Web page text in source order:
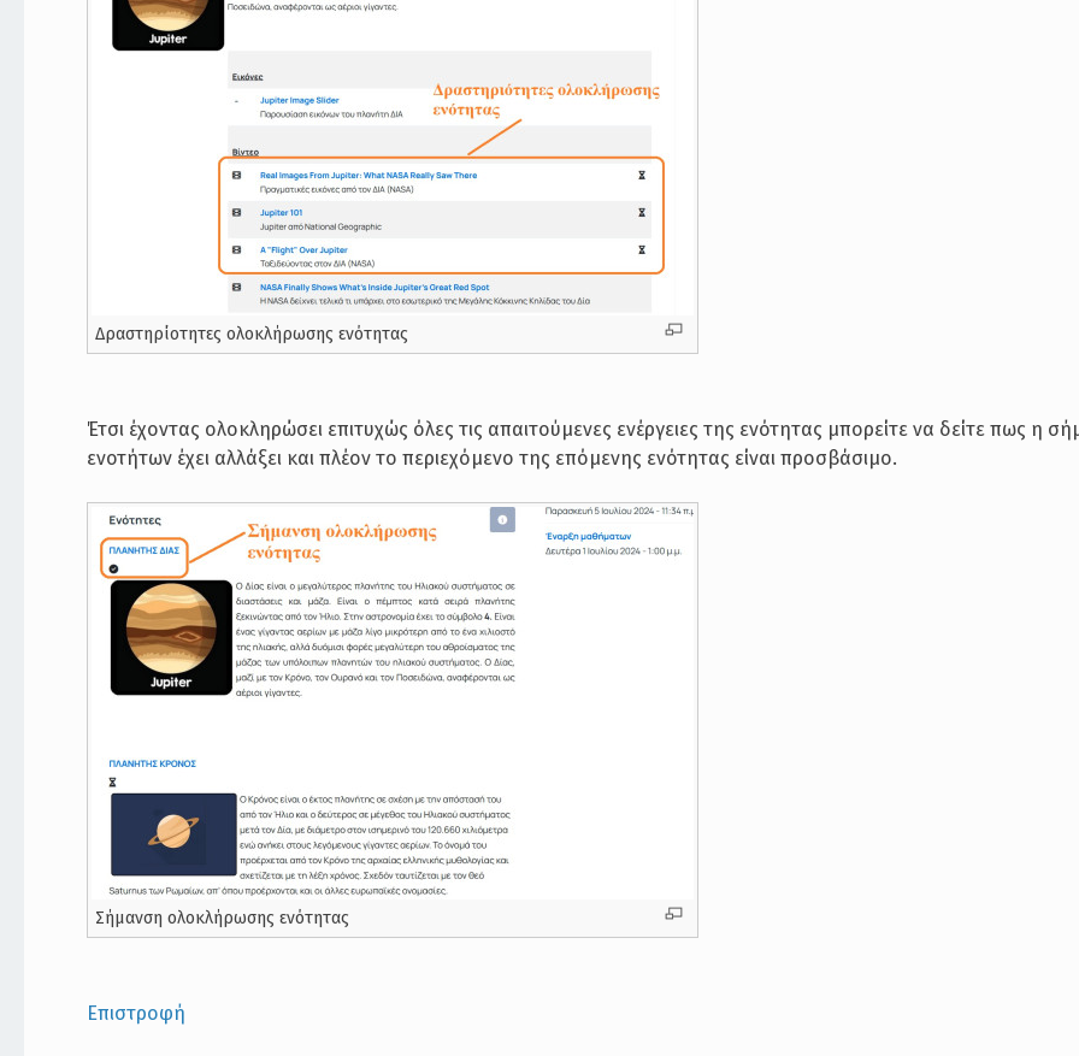
Δραστηρίοτητες ολοκλήρωσης ενότητας
Έτσι έχοντας ολοκληρώσει επιτυχώς όλες τις απαιτούμενες ενέργειες της ενότητας μπορείτε να δείτε πως η
ενοτήτων έχει αλλάξει και πλέον το περιεχόμενο της επόμενης ενότητας είναι προσβάσιμο.
Σήμανση ολοκλήρωσης ενότητας
Επιστροφή